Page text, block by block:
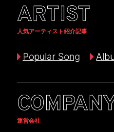
ARTIST
人気アーティスト紹介記事
Popular Song
運営会社